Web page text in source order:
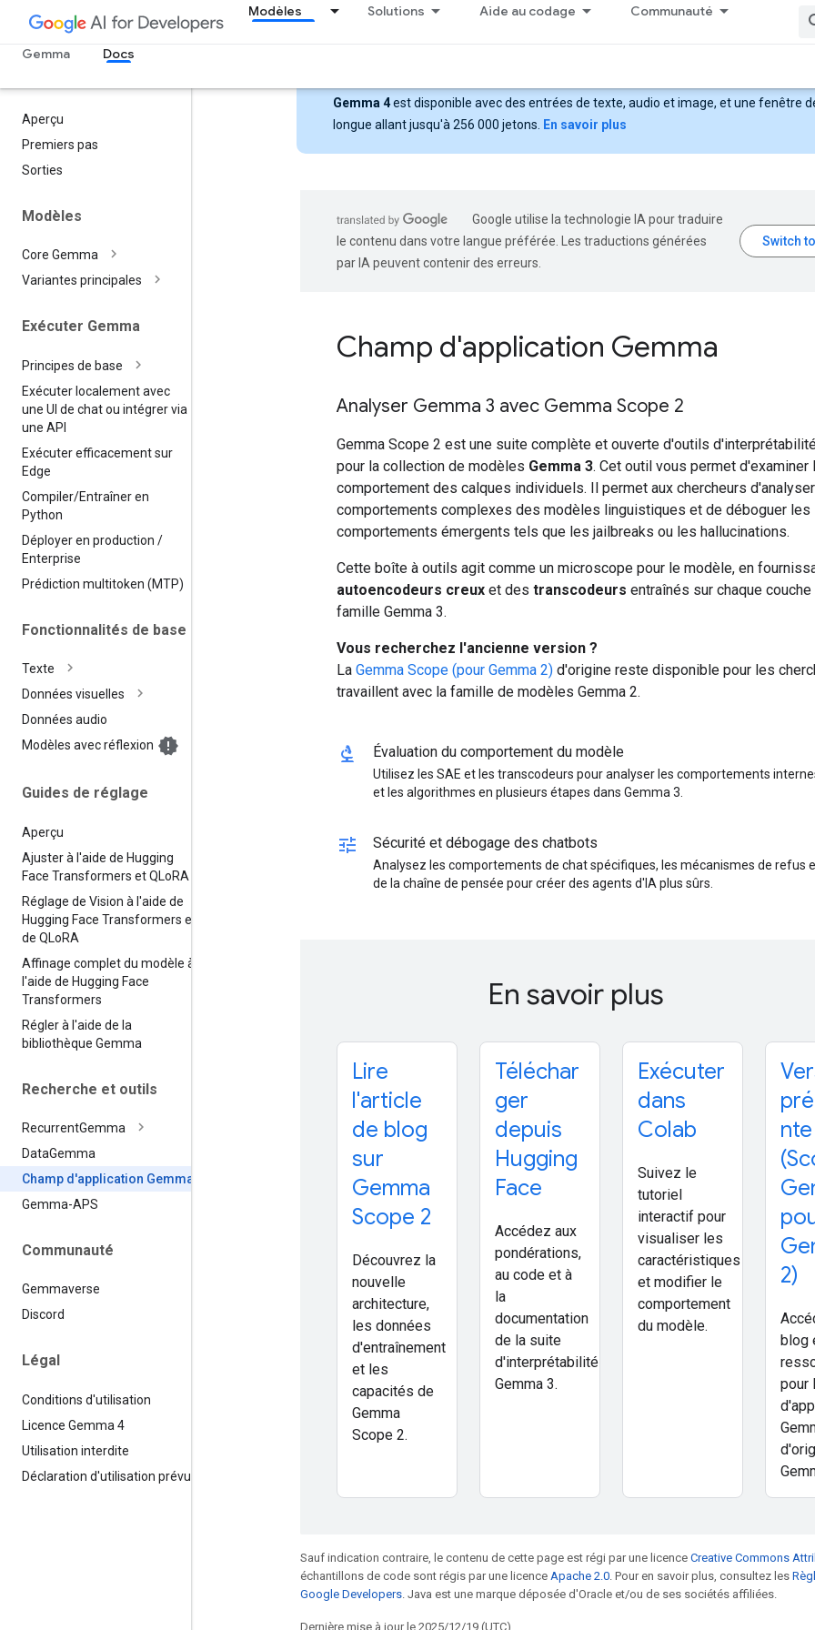
Modèles Solutions Aide au codage Communauté
Gemma Docs
Aperçu
Premiers pas
Sorties
Modèles
Core Gemma
Variantes principales
Exécuter Gemma
Principes de base
Exécuter localement avec
une UI de chat ou intégrer via
une API
Exécuter efficacement sur
Edge
Compiler/Entraîner en
Python
Déployer en production /
Enterprise
Prédiction multitoken (MTP)
Fonctionnalités de base
Texte
Données visuelles
Données audio
Modèles avec réflexion
Guides de réglage
Aperçu
Ajuster à l'aide de Hugging
Face Transformers et QLoRA
Réglage de Vision à l'aide de
Hugging Face Transformers et
de QLoRA
Affinage complet du modèle à
l'aide de Hugging Face
Transformers
Régler à l'aide de la
bibliothèque Gemma
Recherche et outils
RecurrentGemma
DataGemma
Champ d'application Gemma
Gemma-APS
Communauté
Gemmaverse
Discord
Légal
Conditions d'utilisation
Licence Gemma 4
Utilisation interdite
Déclaration d'utilisation prévue
Gemma 4est disponible avec des entrées de texte, audio et image, et une fenêtre
longue allant jusqu'à 256 000 jetons.
En savoir plus
Google utilise la technologie IA pour traduire
le contenu dans votre langue préférée. Les traductions générées
par IA peuvent contenir des erreurs.
Champ d'application Gemma
Analyser Gemma 3 avec Gemma Scope 2
Gemma Scope 2 est une suite complète et ouverte d'outils
pour la collection de modèles Gemma 3. Cet outil vous permet d'examiner
comportement des calques individuels. Il permet aux chercheurs
comportements complexes des modèles linguistiques et de déboguer les
comportements émergents tels que les jailbreaks ou les hallucinations.
Cette boîte à outils agit comme un microscope pour le modèle, en
autoencodeurs creux et des transcodeurs entraînés sur chaque couche
famille Gemma 3.
Vous recherchez l'ancienne version ?
La Gemma Scope (pour Gemma 2) d'origine reste disponible pour les
travaillent avec la famille de modèles Gemma 2.
biotech Évaluation du comportement du modèle
Utilisez les SAE et les transcodeurs pour analyser les comportements
et les algorithmes en plusieurs étapes dans Gemma 3.
tune Sécurité et débogage des chatbots
Analysez les comportements de chat spécifiques, les mécanismes de refus
de la chaîne de pensée pour créer des agents d'IA plus sûrs.
En savoir plus
Lire
l'article
de blog
sur
Gemma
Scope 2
Découvrez la
nouvelle
architecture,
les données
d'entraînement
et les
capacités de
Gemma
Scope 2.
Téléchar
ger
depuis
Hugging
Face
Accédez aux
pondérations,
au code et à
la
documentation
de la suite
d'interprétabilité
Gemma 3.
Exécuter
dans
Colab
Suivez le
tutoriel
interactif pour
visualiser les
caractéristiques
et modifier le
comportement
du modèle.
nte
2)
blog
pour
Sauf indication contraire, le contenu de cette page est régi par une licence Creative Commons
échantillons de code sont régis par une licence Apache 2.0. Pour en savoir plus, consultez les
Google Developers. Java est une marque déposée d'Oracle et/ou de ses sociétés affiliées.
Dernière mise à jour le 2025/12/19 (UTC).